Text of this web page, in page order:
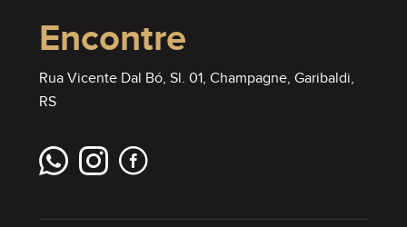
Encontre
Rua Vicente Dal Bó, Sl. 01, Champagne, Garibaldi,
RS